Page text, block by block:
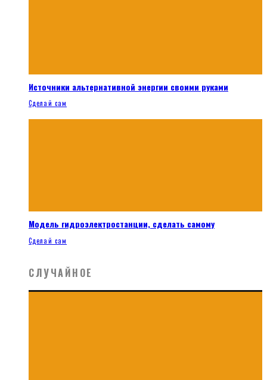
Источники альтернативной энергии своими руками
Сделай сам
Модель гидроэлектростанции, сделать самому
Сделай сам
СЛУЧАЙНОЕ